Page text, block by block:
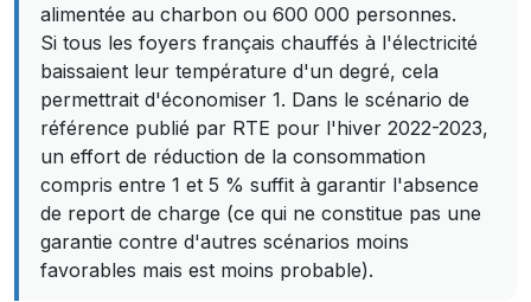
alimentée au charbon ou 600 000 personnes.
Si tous les foyers français chauffés à l'électricité
baissaient leur température d'un degré, cela
permettrait d'économiser 1. Dans le scénario de
référence publié par RTE pour l'hiver 2022-2023,
un effort de réduction de la consommation
compris entre 1 et 5 % suffit à garantir l'absence
de report de charge (ce qui ne constitue pas une
garantie contre d'autres scénarios moins
favorables mais est moins probable).